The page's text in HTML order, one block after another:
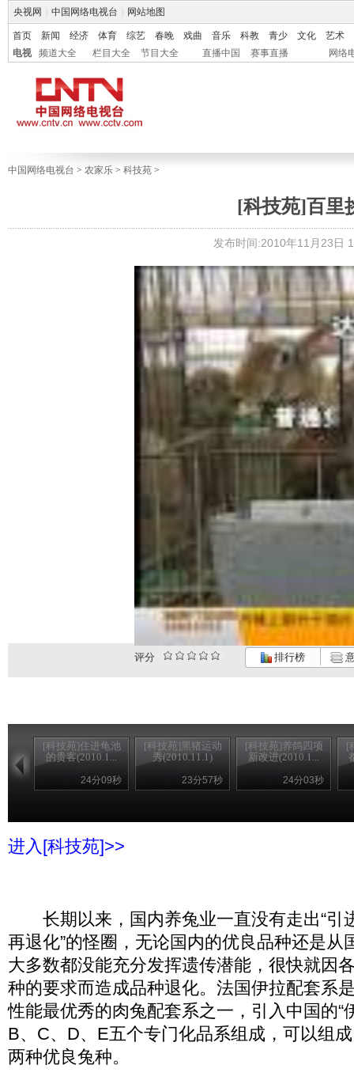
央视网 中国网络电视台 网站地图
首页 新闻 经济 体育 综艺 春晚 戏曲 音乐 科教 青少 文化
艺术
电视
频道大全 栏目大全 节目大全 直播中国 赛事直播 网络
中国网络电视台 > 农家乐 > 科技苑 >
[科技苑]百里
发布时间:2010年11月23日
评分 排行榜
[科技苑]住进龟池
的贵客(2010.1...
24分09秒
[科技苑]黑猪运动
秀(2010.11.1)
23分57秒
[科技苑]养鸽四项
新改进(2010.1...
24分03秒
[
进入[科技苑]>>
长期以来，国内养兔业一直没有走出“
再退化”的怪圈，无论国内的优良品种还是从
大多数都没能充分发挥遗传潜能，很快就因
种的要求而造成品种退化。法国伊拉配套系
性能最优秀的肉兔配套系之一，引入中国的“
B、C、D、E五个专门化品系组成，可以组
两种优良兔种。